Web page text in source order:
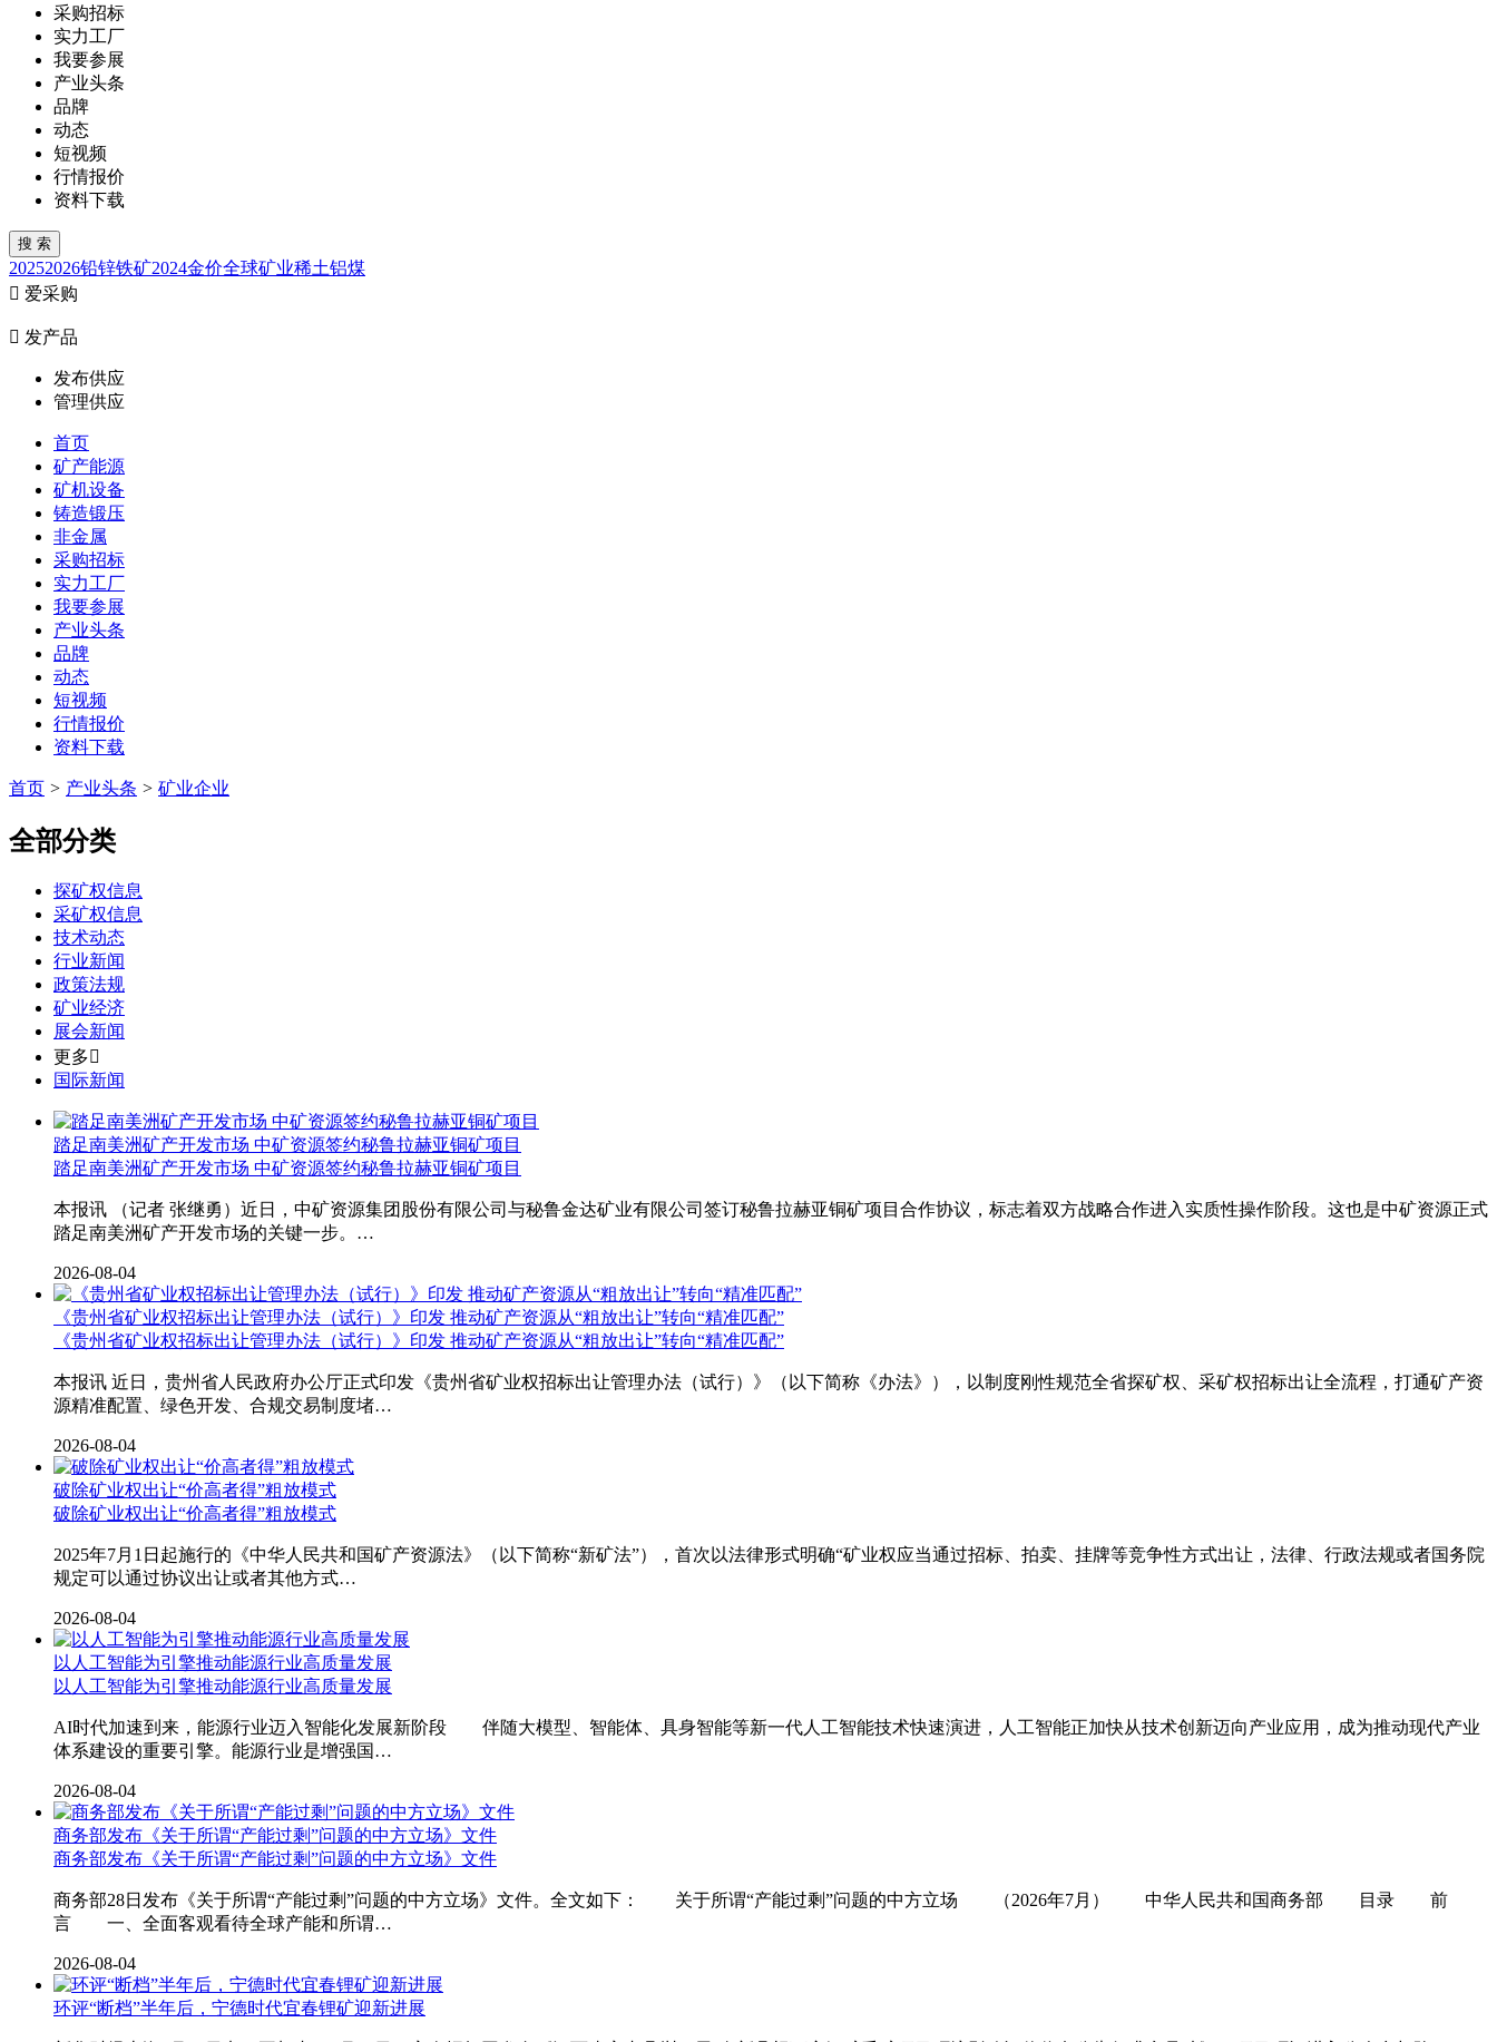
采购招标
实力工厂
我要参展
产业头条
品牌
动态
短视频
行情报价
资料下载
20252026铅锌铁矿2024金价全球矿业稀土铝煤
 爱采购
 发产品
发布供应
管理供应
首页
矿产能源
矿机设备
铸造锻压
非金属
采购招标
实力工厂
我要参展
产业头条
品牌
动态
短视频
行情报价
资料下载
首页 > 产业头条 > 矿业企业
全部分类
探矿权信息
采矿权信息
技术动态
行业新闻
政策法规
矿业经济
展会新闻
更多
国际新闻
踏足南美洲矿产开发市场 中矿资源签约秘鲁拉赫亚铜矿项目
踏足南美洲矿产开发市场 中矿资源签约秘鲁拉赫亚铜矿项目
本报讯 （记者 张继勇）近日，中矿资源集团股份有限公司与秘鲁金达矿业有限公司签订秘鲁拉赫亚铜矿项目合作协议，标志着双方战略合作进入实质性操作阶段。这也是中矿资源正式
踏足南美洲矿产开发市场的关键一步。…
2026-08-04
《贵州省矿业权招标出让管理办法（试行）》印发 推动矿产资源从“粗放出让”转向“精准匹配”
《贵州省矿业权招标出让管理办法（试行）》印发 推动矿产资源从“粗放出让”转向“精准匹配”
本报讯 近日，贵州省人民政府办公厅正式印发《贵州省矿业权招标出让管理办法（试行）》（以下简称《办法》），以制度刚性规范全省探矿权、采矿权招标出让全流程，打通矿产资
源精准配置、绿色开发、合规交易制度堵…
2026-08-04
破除矿业权出让“价高者得”粗放模式
破除矿业权出让“价高者得”粗放模式
2025年7月1日起施行的《中华人民共和国矿产资源法》（以下简称“新矿法”），首次以法律形式明确“矿业权应当通过招标、拍卖、挂牌等竞争性方式出让，法律、行政法规或者国务院
规定可以通过协议出让或者其他方式…
2026-08-04
以人工智能为引擎推动能源行业高质量发展
以人工智能为引擎推动能源行业高质量发展
AI时代加速到来，能源行业迈入智能化发展新阶段 伴随大模型、智能体、具身智能等新一代人工智能技术快速演进，人工智能正加快从技术创新迈向产业应用，成为推动现代产业
体系建设的重要引擎。能源行业是增强国…
2026-08-04
商务部发布《关于所谓“产能过剩”问题的中方立场》文件
商务部发布《关于所谓“产能过剩”问题的中方立场》文件
商务部28日发布《关于所谓“产能过剩”问题的中方立场》文件。全文如下： 关于所谓“产能过剩”问题的中方立场 （2026年7月） 中华人民共和国商务部 目录 前
言 一、全面客观看待全球产能和所谓…
2026-08-04
环评“断档”半年后，宁德时代宜春锂矿迎新进展